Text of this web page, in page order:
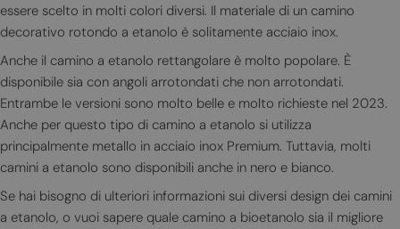
essere scelto in molti colori diversi. Il materiale di un camino
decorativo rotondo a etanolo è solitamente acciaio inox.
Anche il camino a etanolo rettangolare è molto popolare. È
disponibile sia con angoli arrotondati che non arrotondati.
Entrambe le versioni sono molto belle e molto richieste nel 2023.
Anche per questo tipo di camino a etanolo si utilizza
principalmente metallo in acciaio inox Premium. Tuttavia, molti
camini a etanolo sono disponibili anche in nero e bianco.
Se hai bisogno di ulteriori informazioni sui diversi design dei camini
a etanolo, o vuoi sapere quale camino a bioetanolo sia il migliore